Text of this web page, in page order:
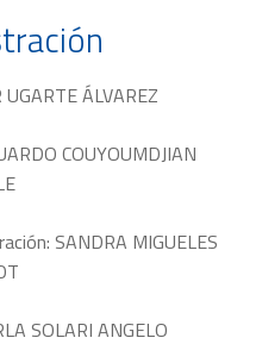
UGARTE ÁLVAREZ
COUYOUMDJIAN
SANDRA MIGUELES
SOLARI ANGELO